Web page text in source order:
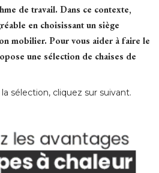
de travail. Dans ce contexte,
en choisissant un siège
mobilier. Pour vous aider à faire le
une sélection de chaises de
sélection, cliquez sur suivant.